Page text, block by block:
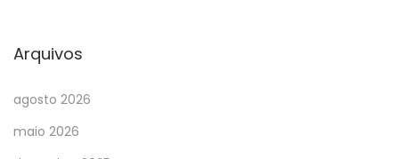
Arquivos
agosto 2026
maio 2026